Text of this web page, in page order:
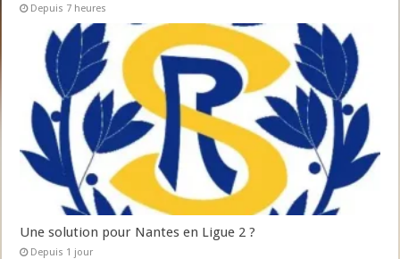
Depuis 7 heures
Une solution pour Nantes en Ligue 2 ?
Depuis 1 jour